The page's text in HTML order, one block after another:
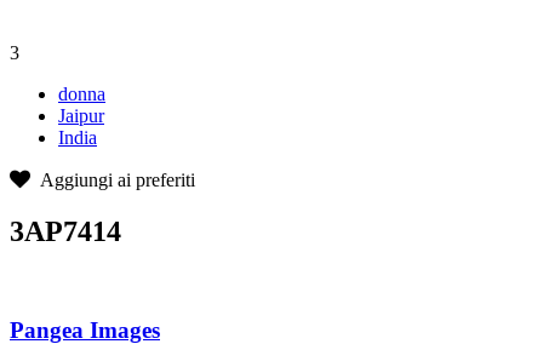
3
donna
Jaipur
India
Aggiungi ai preferiti
3AP7414
Pangea Images